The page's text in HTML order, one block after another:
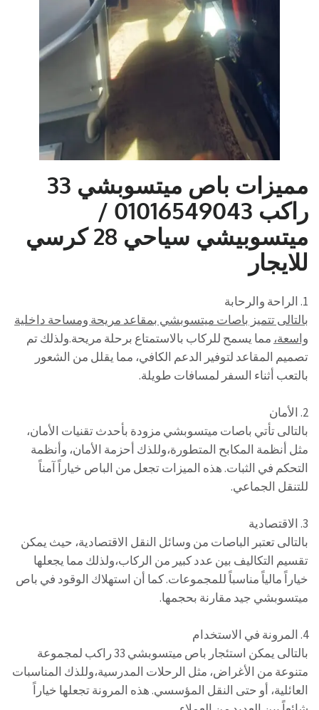
مميزات باص ميتسوبشي 33
راكب 01016549043 /
ميتسوبيشي سياحي 28 كرسي
للايجار
1. الراحة والرحابة
بالتالى تتميز باصات ميتسوبشي بمقاعد مريحة ومساحة داخلية
واسعة، مما يسمح للركاب بالاستمتاع برحلة مريحة.ولذلك تم
تصميم المقاعد لتوفير الدعم الكافي، مما يقلل من الشعور
بالتعب أثناء السفر لمسافات طويلة.
2. الأمان
بالتالى تأتي باصات ميتسوبشي مزودة بأحدث تقنيات الأمان،
مثل أنظمة المكابح المتطورة،وللذك أحزمة الأمان، وأنظمة
التحكم في الثبات. هذه الميزات تجعل من الباص خياراً آمناً
للتنقل الجماعي.
3. الاقتصادية
بالتالى تعتبر الباصات من وسائل النقل الاقتصادية، حيث يمكن
تقسيم التكاليف بين عدد كبير من الركاب،ولذلك مما يجعلها
خياراً مالياً مناسباً للمجموعات. كما أن استهلاك الوقود في باص
ميتسوبشي جيد مقارنة بحجمها.
4. المرونة في الاستخدام
بالتالى يمكن استئجار باص ميتسوبشي 33 راكب لمجموعة
متنوعة من الأغراض، مثل الرحلات المدرسية،وللذك المناسبات
العائلية، أو حتى النقل المؤسسي. هذه المرونة تجعلها خياراً